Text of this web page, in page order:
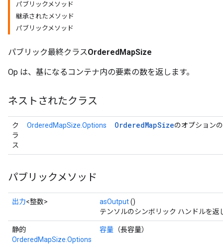
パブリックメソッド
継承されたメソッド
パブリックメソッド
パブリック最終クラスOrderedMapSize
Op は、基になるコンテナ内の要素の数を返します。
ネストされたクラス
ク
ラ
ス
OrderedMapSize.Options OrderedMapSizeのオプション
パブリックメソッド
出力<整数> asOutput()
テンソルのシンボリック ハンドルを返
静的
OrderedMapSize.Options
容量 （長容量）